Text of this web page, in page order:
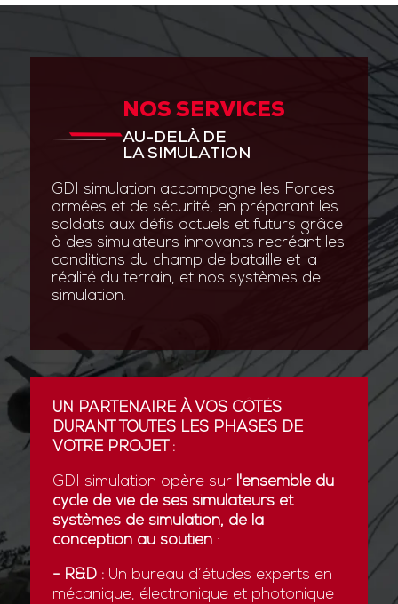
NOS SERVICES
AU-DELÀ DE
LA SIMULATION
GDI simulation accompagne les Forces
armées et de sécurité, en préparant les
soldats aux défis actuels et futurs grâce
à des simulateurs innovants recréant les
conditions du champ de bataille et la
réalité du terrain, et nos systèmes de
simulation.
UN PARTENAIRE À VOS CÔTÉS
DURANT TOUTES LES PHASES DE
VOTRE PROJET :
GDI simulation opère sur l'ensemble du
cycle de vie de ses simulateurs et
systèmes de simulation, de la
conception au soutien:
- R&D :Un bureau d’études experts en
mécanique, électronique et photonique